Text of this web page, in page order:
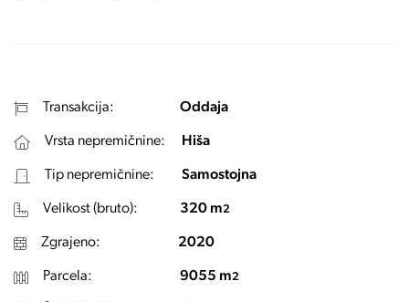
Transakcija: Oddaja
Vrsta nepremičnine: Hiša
Tip nepremičnine: Samostojna
Velikost (bruto): 320 m2
Zgrajeno: 2020
Parcela: 9055 m2